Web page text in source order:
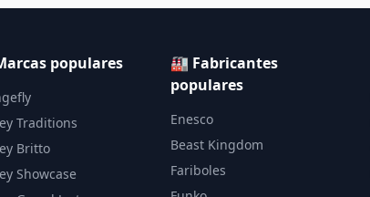
populares
Traditions
Britto
Showcase
🏭 Fabricantes
populares
Enesco
Beast Kingdom
Fariboles